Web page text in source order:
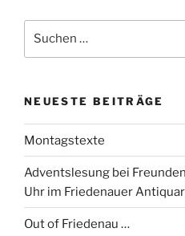
nach:
NEUESTE BEITRÄGE
Montagstexte
Adventslesung bei
Uhr im Friedenauer
Out of Friedenau …